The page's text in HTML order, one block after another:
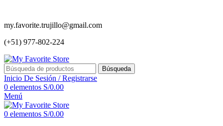
my.favorite.trujillo@gmail.com
(+51) 977-802-224
Búsqueda
Inicio De Sesión / Registrarse
0 elementos S/0.00
Menú
0 elementos S/0.00